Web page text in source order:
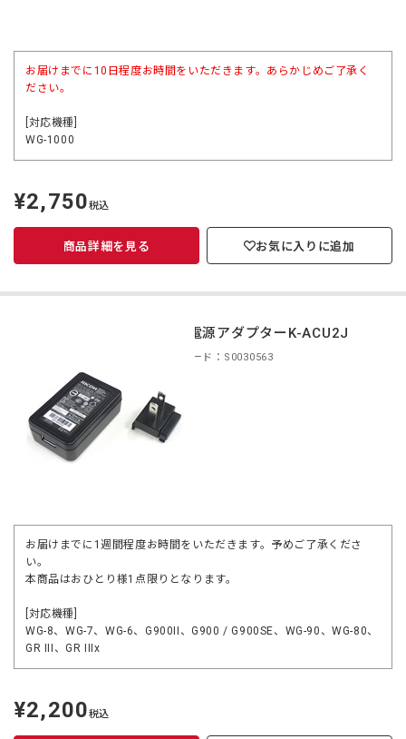
お届けまでに10日程度お時間をいただきます。あらかじめご了承く
ださい。
[対応機種]
WG-1000
定
価
¥2,750税込
商品詳細を見る お気に入りに追加
USB電源アダプターK-ACU2J
商品コード：S0030563
お届けまでに1週間程度お時間をいただきます。予めご了承くださ
い。
本商品はおひとり様1点限りとなります。
[対応機種]
WG-8、WG-7、WG-6、G900II、G900 / G900SE、WG-90、WG-80、
GR III、GR IIIx
定
価
¥2,200税込